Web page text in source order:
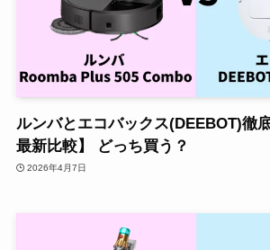
ルンバとエコバックス(DEEBOT)徹
最新比較】 どっち買う？
2026年4月7日